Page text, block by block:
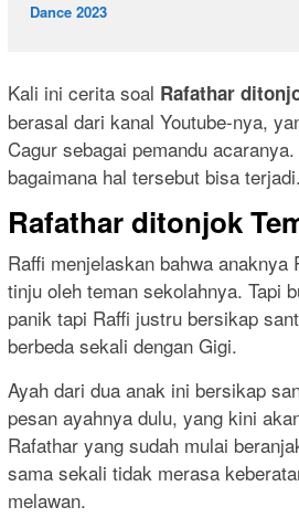
Dance 2023
Kali ini cerita soal Rafathar
berasal dari kanal Youtube-nya,
Cagur sebagai pemandu
bagaimana hal tersebut bisa terjadi.
Rafathar ditonjok
Raffi menjelaskan bahwa anaknya
tinju oleh teman sekolahnya. Tapi
panik tapi Raffi justru bersikap
berbeda sekali dengan Gigi.
Ayah dari dua anak ini bersikap
pesan ayahnya dulu, yang kini
Rafathar yang sudah mulai
sama sekali tidak merasa
melawan.